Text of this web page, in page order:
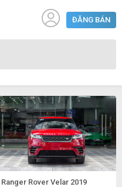
ĐĂNG BÁN
Ranger Rover Velar 2019